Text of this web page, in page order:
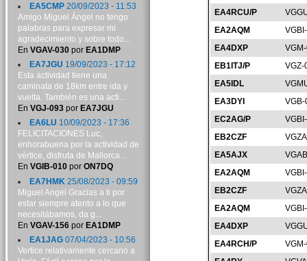
EA4RCU/P
EA2AQM
EA4DXP
EB1ITJ/P
VGZ-
EA5IDL
EA3DYI
EC2AG/P
EB2CZF
EA5AJX
EA2AQM
EB2CZF
EA2AQM
EA4DXP
EA4RCH/P
EA5CMP20/09/2023 - 11:53
Amigo Miguel Ángel no tengo
palabras para expresar mi
agradecimiento y sobre todo...
En VGAV-030por EA1DMP
EA7JGU 19/09/2023 - 17:12
Esta actividad tiene una
caminata de 18km entre ida y
vuelta. También es una acti...
En VGJ-093por EA7JGU
EA6LU 10/09/2023 - 17:36
FELICITACIONES Luc,
enhorabuena por la actividad de
vértice, disfruta de Mallorca...
En VGIB-010por ON7DQ
EA7HMK 25/08/2023 - 09:59
Miguel Angel Gracias a ti por
estar siempre atento a lo que
necesitábamos, da g...
En VGAV-156por EA1DMP
EA1JAG07/04/2023 - 10:56
Vertice relativamente cercano a